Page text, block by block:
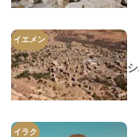
イエメン
イラク